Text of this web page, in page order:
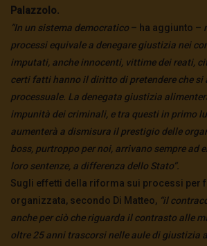
Palazzolo.
“In un sistema democratico – ha aggiunto –
processi equivale a denegare giustizia nei
imputati, anche innocenti, vittime dei reati,
certi fatti hanno il diritto di pretendere che si
processuale. La denegata giustizia
impunità dei criminali, e tra questi in primo
aumenterà a dismisura il prestigio delle
boss, purtroppo per noi, arrivano sempre ad
loro sentenze, a differenza dello Stato”.
Sugli effetti della riforma sui processi per
organizzata, secondo Di Matteo, “il
anche per ciò che riguarda il contrasto alle
oltre 25 anni trascorsi nelle aule di giustizia